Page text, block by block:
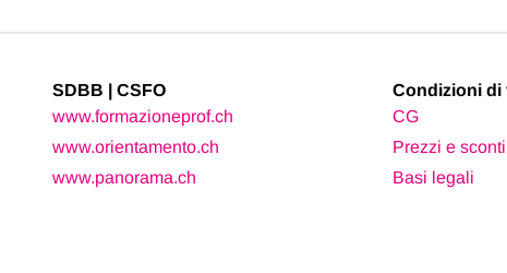
SDBB | CSFO
www.formazioneprof.ch
www.orientamento.ch
www.panorama.ch
Condizioni di
CG
Prezzi e sconti
Basi legali